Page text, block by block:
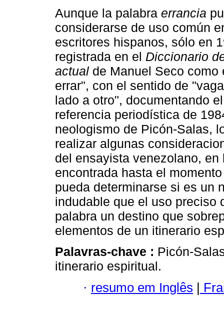
Aunque la palabra errancia
considerarse de uso común
escritores hispanos, sólo en
registrada en el Diccionario
actual de Manuel Seco como
errar", con el sentido de
lado a otro", documentando
referencia periodística de
neologismo de Picón-Salas,
realizar algunas
del ensayista venezolano,
encontrada hasta el
pueda determinarse si es un
indudable que el uso preciso
palabra un destino que
elementos de un itinerario
Palavras-chave : Picón-
itinerario espiritual.
· resumo em Inglês |